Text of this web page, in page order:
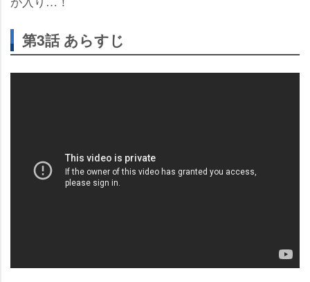
第3話 あらすじ